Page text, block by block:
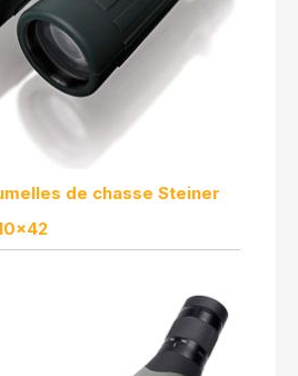
de chasse Steiner